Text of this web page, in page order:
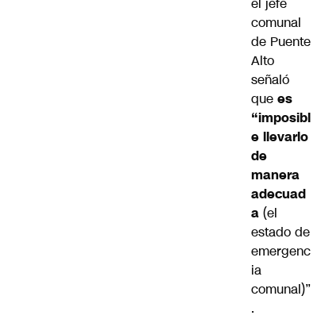
comunal
de Puente
Alto
señaló
que es
“imposibl
e llevarlo
de
manera
adecuad
a (el
estado de
emergenc
ia
comunal)”
.